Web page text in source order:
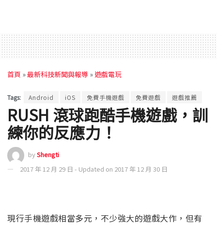
首頁 »最新科技新聞與報導 »遊戲電玩
Tags: Android iOS 免費手機遊戲 免費遊戲 遊戲推薦
RUSH 滾球跑酷手機遊戲，訓
練你的反應力！
byShengti
2017 年 12 月 29 日 - Updated on 2017 年 12 月 30 日
現行手機遊戲相當多元，不少強大的遊戲大作，但有